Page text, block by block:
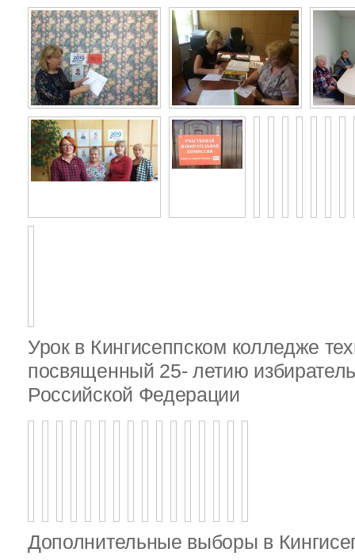
Урок в Кингисеппском колледже
посвященный 25- летию
Российской Федерации
Дополнительные выборы в